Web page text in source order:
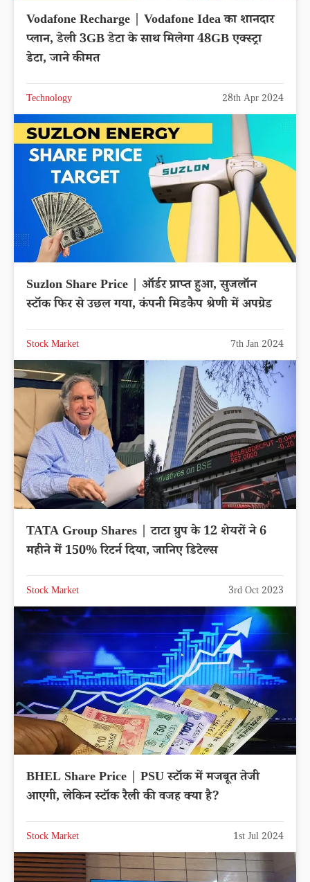
Vodafone Recharge | Vodafone Idea का शानदार
प्लान, डेली 3GB डेटा के साथ मिलेगा 48GB एक्स्ट्रा
डेटा, जाने कीमत
Technology 28th Apr 2024
Suzlon Share Price | ऑर्डर प्राप्त हुआ, सुजलॉन
स्टॉक फिर से उछल गया, कंपनी मिडकैप श्रेणी में अपग्रेड
Stock Market 7th Jan 2024
TATA Group Shares | टाटा ग्रुप के 12 शेयरों ने 6
महीने में 150% रिटर्न दिया, जानिए डिटेल्स
Stock Market 3rd Oct 2023
BHEL Share Price | PSU स्टॉक में मजबूत तेजी
आएगी, लेकिन स्टॉक रैली की वजह क्या है?
Stock Market 1st Jul 2024